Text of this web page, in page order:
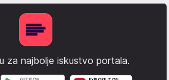
za najbolje iskustvo portala.